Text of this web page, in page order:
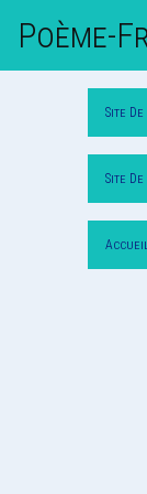
Poème-
Site De
Site De